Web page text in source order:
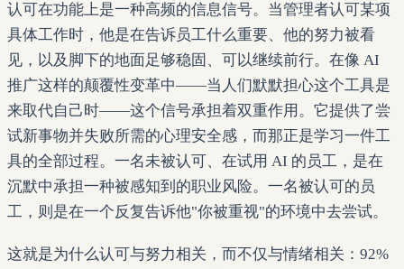
认可在功能上是一种高频的信息信号。当管理者认可某项
具体工作时，他是在告诉员工什么重要、他的努力被看
见，以及脚下的地面足够稳固、可以继续前行。在像 AI
推广这样的颠覆性变革中——当人们默默担心这个工具是
来取代自己时——这个信号承担着双重作用。它提供了尝
试新事物并失败所需的心理安全感，而那正是学习一件工
具的全部过程。一名未被认可、在试用 AI 的员工，是在
沉默中承担一种被感知到的职业风险。一名被认可的员
工，则是在一个反复告诉他"你被重视"的环境中去尝试。
这就是为什么认可与努力相关，而不仅与情绪相关：92%